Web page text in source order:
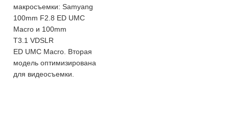
макросъемки: Samyang
100mm F2.8 ED UMC
Macro и 100mm
T3.1 VDSLR
ED UMC Macro. Вторая
модель оптимизирована
для видеосъемки.